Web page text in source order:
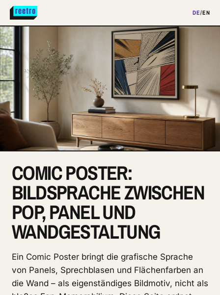
DE/EN
COMIC POSTER:
BILDSPRACHE ZWISCHEN
POP, PANEL UND
WANDGESTALTUNG
Ein Comic Poster bringt die grafische Sprache
von Panels, Sprechblasen und Flächenfarben an
die Wand – als eigenständiges Bildmotiv, nicht als